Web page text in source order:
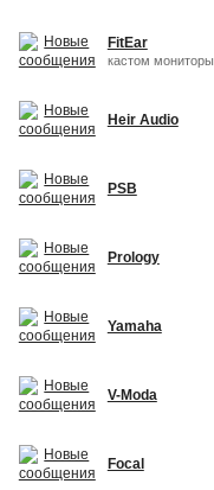
FitEar
кастом мониторы
Heir Audio
PSB
Prology
Yamaha
V-Moda
Focal